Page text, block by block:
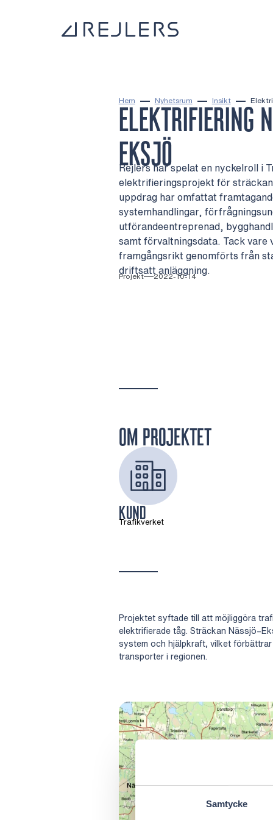
Samtycke
Hem Nyhetsrum Insikt
ELEKTRIFIERING
EKSJÖ
Rejlers har spelat en nyckelroll i
elektrifieringsprojekt för
uppdrag har omfattat
systemhandlingar,
utförandeentreprenad,
samt förvaltningsdata. Tack
framgångsrikt genomförts från
driftsatt anläggning.
Projekt 2022-10-14
OM PROJEKTET
KUND
Trafikverket
Projektet syftade till att möjliggöra
elektrifierade tåg. Sträckan
system och hjälpkraft, vilket
transporter i regionen.